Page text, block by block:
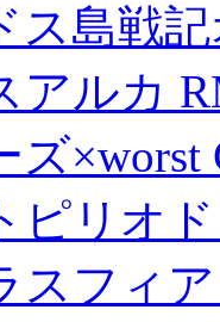
ス島戦
アルカ
ズ×worst
ピリオ
スフィ